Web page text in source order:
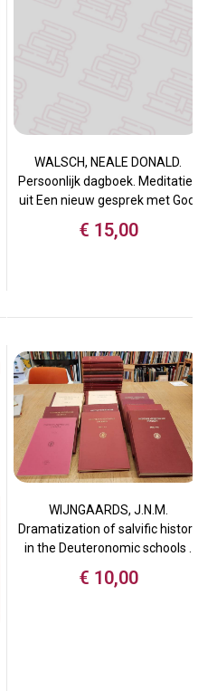
WALSCH, NEALE DONALD.
Persoonlijk dagboek. Meditaties
uit Een nieuw gesprek met God.
€ 15,00
WIJNGAARDS, J.N.M.
Dramatization of salvific history
in the Deuteronomic schools .
€ 10,00